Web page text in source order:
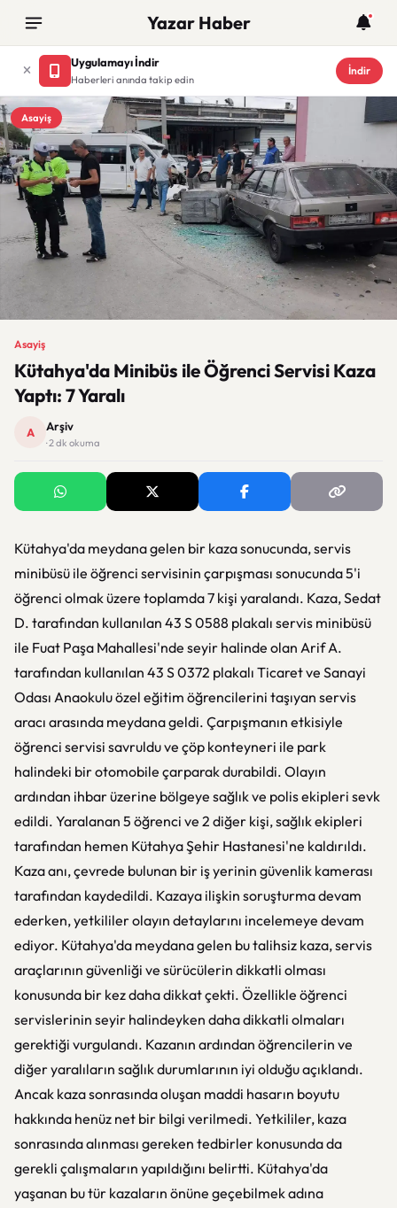
Yazar Haber
Uygulamayı İndir
Haberleri anında takip edin
İndir
Asayiş
Asayiş
Kütahya'da Minibüs ile Öğrenci Servisi Kaza
Yaptı: 7 Yaralı
A Arşiv
· 2 dk okuma
Kütahya'da meydana gelen bir kaza sonucunda, servis
minibüsü ile öğrenci servisinin çarpışması sonucunda 5'i
öğrenci olmak üzere toplamda 7 kişi yaralandı. Kaza, Sedat
D. tarafından kullanılan 43 S 0588 plakalı servis minibüsü
ile Fuat Paşa Mahallesi'nde seyir halinde olan Arif A.
tarafından kullanılan 43 S 0372 plakalı Ticaret ve Sanayi
Odası Anaokulu özel eğitim öğrencilerini taşıyan servis
aracı arasında meydana geldi. Çarpışmanın etkisiyle
öğrenci servisi savruldu ve çöp konteyneri ile park
halindeki bir otomobile çarparak durabildi. Olayın
ardından ihbar üzerine bölgeye sağlık ve polis ekipleri sevk
edildi. Yaralanan 5 öğrenci ve 2 diğer kişi, sağlık ekipleri
tarafından hemen Kütahya Şehir Hastanesi'ne kaldırıldı.
Kaza anı, çevrede bulunan bir iş yerinin güvenlik kamerası
tarafından kaydedildi. Kazaya ilişkin soruşturma devam
ederken, yetkililer olayın detaylarını incelemeye devam
ediyor. Kütahya'da meydana gelen bu talihsiz kaza, servis
araçlarının güvenliği ve sürücülerin dikkatli olması
konusunda bir kez daha dikkat çekti. Özellikle öğrenci
servislerinin seyir halindeyken daha dikkatli olmaları
gerektiği vurgulandı. Kazanın ardından öğrencilerin ve
diğer yaralıların sağlık durumlarının iyi olduğu açıklandı.
Ancak kaza sonrasında oluşan maddi hasarın boyutu
hakkında henüz net bir bilgi verilmedi. Yetkililer, kaza
sonrasında alınması gereken tedbirler konusunda da
gerekli çalışmaların yapıldığını belirtti. Kütahya'da
yaşanan bu tür kazaların önüne geçebilmek adına